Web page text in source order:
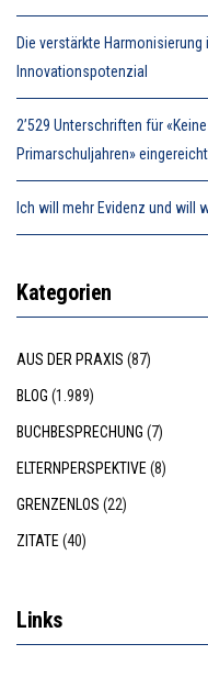
Die verstärkte
Innovationspotenzial
2’529 Unterschriften für
Primarschuljahren» eingereicht
Ich will mehr Evidenz und will
Kategorien
AUS DER PRAXIS (87)
BLOG (1.989)
BUCHBESPRECHUNG (7)
ELTERNPERSPEKTIVE (8)
GRENZENLOS (22)
ZITATE (40)
Links